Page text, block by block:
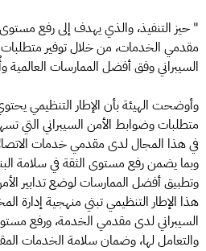
" حيز التنفيذ، والذي يهدف إلى رفع
مقدمي الخدمات، من خلال توفير
السيبراني وفق أفضل الممارسات العالمية
وأوضحت الهيئة بأن الإطار التنظيمي
متطلبات وضوابط الأمن السيبراني التي
في هذا المجال لدى مقدمي خدمات
وبما يضمن رفع مستوى الثقة في سلامة
وتطبيق أفضل الممارسات لوضع تدابير
هذا الإطار التنظيمي تبني منهجية إدارة
السيبراني لدى مقدمي الخدمة، ورفع
والتعامل لها، وضمان سلامة الخدمات